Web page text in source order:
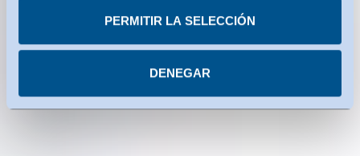
servicios estadounidenses utilizados están certificados
más información en cada uno de los servicios.
Puede revocar su consentimiento en cualquier
momento.
PERMITIR LA SELECCIÓN
DENEGAR